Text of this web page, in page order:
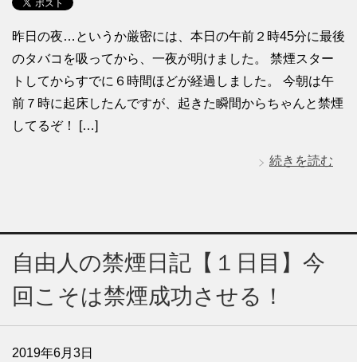
昨日の夜…というか厳密には、本日の午前２時45分に最後
のタバコを吸ってから、一夜が明けました。 禁煙スター
トしてからすでに６時間ほどが経過しました。 今朝は午
前７時に起床したんですが、起きた瞬間からちゃんと禁煙
してるぞ！ […]
続きを読む
自由人の禁煙日記【１日目】今
回こそは禁煙成功させる！
2019年6月3日